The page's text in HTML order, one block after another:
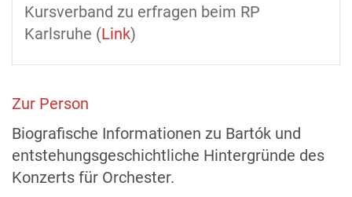
Kursverband zu erfragen beim RP
Karlsruhe (Link)
Zur Person
Biografische Informationen zu Bartók und
entstehungsgeschichtliche Hintergründe des
Konzerts für Orchester.